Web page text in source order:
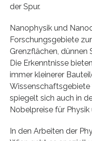
der Spur.
Nanophysik und
Forschungsgebiete
Grenzflächen, dünnen
Die Erkenntnisse
immer kleinerer
Wissenschaftsgebiete
spiegelt sich auch in
Nobelpreise für Physik
In den Arbeiten der